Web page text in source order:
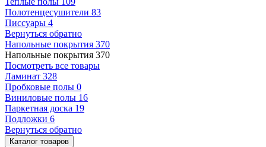
Полотенцесушители 83
Писсуары 4
Вернуться обратно
Напольные покрытия 370
Напольные покрытия 370
Посмотреть все товары
Ламинат 328
Пробковые полы 0
Виниловые полы 16
Паркетная доска 19
Подложки 6
Вернуться обратно
Каталог товаров